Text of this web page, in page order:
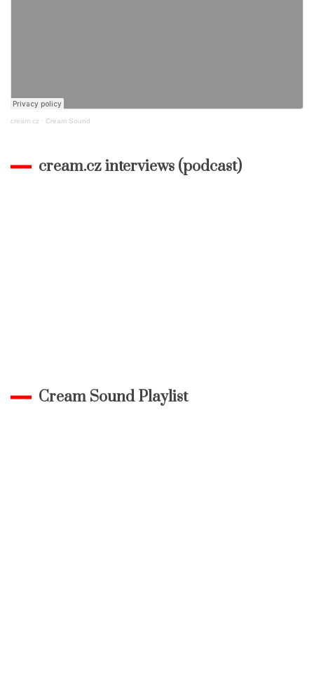
cream.cz · Cream Sound
cream.cz interviews (podcast)
Cream Sound Playlist